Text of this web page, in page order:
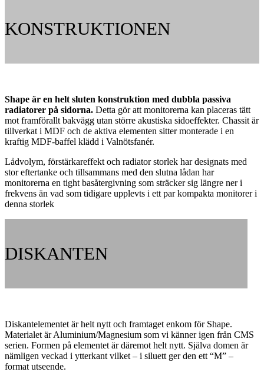
KONSTRUKTIONEN
Shape är en helt sluten konstruktion med dubbla passiva
radiatorer på sidorna. Detta gör att monitorerna kan placeras tätt
mot framförallt bakvägg utan större akustiska sidoeffekter. Chassit är
tillverkat i MDF och de aktiva elementen sitter monterade i en
kraftig MDF-baffel klädd i Valnötsfanér.
Lådvolym, förstärkareffekt och radiator storlek har designats med
stor eftertanke och tillsammans med den slutna lådan har
monitorerna en tight basåtergivning som sträcker sig längre ner i
frekvens än vad som tidigare upplevts i ett par kompakta monitorer i
denna storlek
DISKANTEN
Diskantelementet är helt nytt och framtaget enkom för Shape.
Materialet är Aluminium/Magnesium som vi känner igen från CMS
serien. Formen på elementet är däremot helt nytt. Själva domen är
nämligen veckad i ytterkant vilket – i siluett ger den ett “M” –
format utseende.